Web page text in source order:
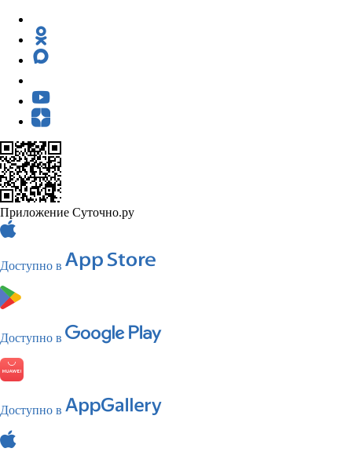
Приложение Суточно.ру
Доступно в
Доступно в
Доступно в